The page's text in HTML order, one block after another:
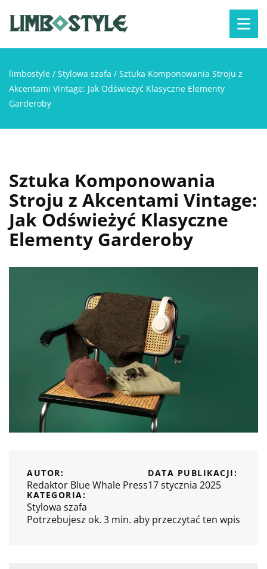
limbostyle / Stylowa szafa / Sztuka Komponowania Stroju z
Akcentami Vintage: Jak Odświeżyć Klasyczne Elementy
Garderoby
Sztuka Komponowania
Stroju z Akcentami Vintage:
Jak Odświeżyć Klasyczne
Elementy Garderoby
AUTOR:
Redaktor Blue Whale Press
DATA PUBLIKACJI:
17 stycznia 2025
KATEGORIA:
Stylowa szafa
Potrzebujesz ok. 3 min. aby przeczytać ten wpis